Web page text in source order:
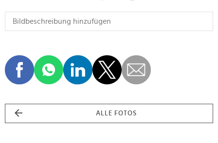
ALLE FOTOS